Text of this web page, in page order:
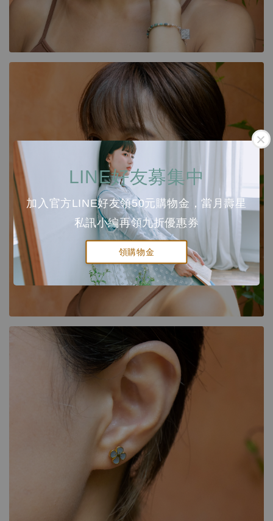
LINE好友募集中
加入官方LINE好友領50元購物金，當月壽星
私訊小編再領九折優惠券
領購物金